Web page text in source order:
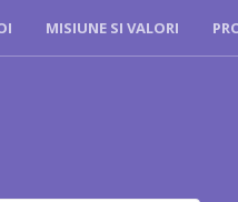
MISIUNE SI VALORI